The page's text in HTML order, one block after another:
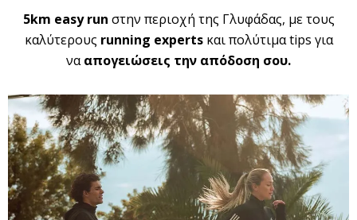
5km easy run στην περιοχή της Γλυφάδας, με τους
καλύτερους running expertsκαι πολύτιμα tips για
νααπογειώσεις την απόδοση σου.